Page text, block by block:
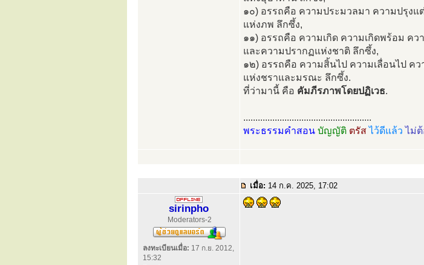
๑๐) อรรถคือ ความประมวลมา ความปรุงแ
แห่งภพ ลึกซึ้ง,
๑๑) อรรถคือ ความเกิด ความเกิดพร้อม คว
และความปรากฏแห่งชาติ ลึกซึ้ง,
๑๒) อรรถคือ ความสิ้นไป ความเลื่อนไป ค
แห่งชราและมรณะ ลึกซึ้ง.
ที่ว่ามานี้ คือ คัมภีรภาพโดยปฏิเวธ.
.....................................................
พระธรรมคำสอน บัญญัติ ตรัสไว้ดีแล้วไม่
เมื่อ: 14 ก.ค. 2025, 17:02
sirinpho
Moderators-2
ลงทะเบียนเมื่อ: 17 ก.ย. 2012,
15:32